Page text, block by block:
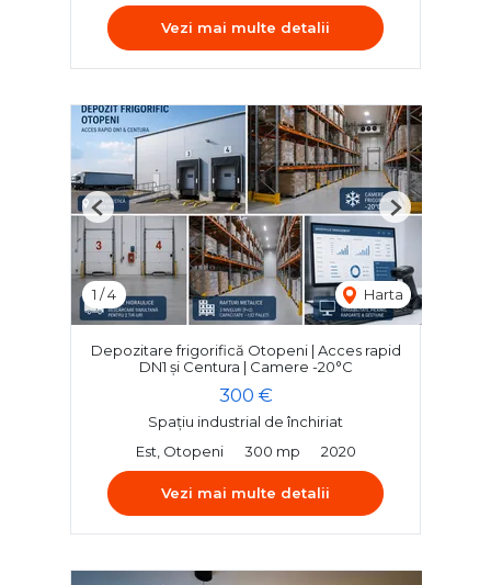
Vezi mai multe detalii
1 /4 Harta
Previous Next
Depozitare frigorifică Otopeni | Acces rapid
DN1 și Centura | Camere -20°C
300 €
Spațiu industrial de închiriat
Est, Otopeni
300 mp 2020
Vezi mai multe detalii